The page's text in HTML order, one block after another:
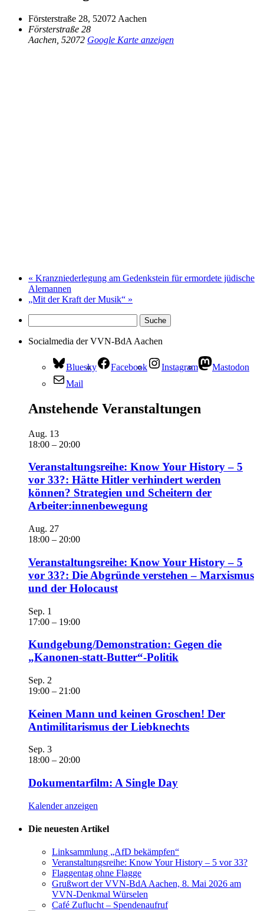
Försterstraße 28, 52072 Aachen
Försterstraße 28
Aachen 52072 Google Karte anzeigen
« Kranzniederlegung am Gedenkstein für ermordete jüdische
Alemannen
„Mit der Kraft der Musik“ »
Socialmedia der VVN-BdA Aachen
Bluesky Facebook Instagram
Mastodon
Mail
Anstehende Veranstaltungen
Aug. 13
18:00 – 20:00
Veranstaltungsreihe: Know Your History – 5
vor 33?: Hätte Hitler verhindert werden
können? Strategien und Scheitern der
Arbeiter:innenbewegung
Aug. 27
18:00 – 20:00
Veranstaltungsreihe: Know Your History – 5
vor 33?: Die Abgründe verstehen – Marxismus
und der Holocaust
Sep. 1
17:00 – 19:00
Kundgebung/Demonstration: Gegen die
„Kanonen-statt-Butter“-Politik
Sep. 2
19:00 – 21:00
Keinen Mann und keinen Groschen! Der
Antimilitarismus der Liebknechts
Sep. 3
18:00 – 20:00
Dokumentarfilm: A Single Day
Kalender anzeigen
Die neuesten Artikel
Linksammlung „AfD bekämpfen“
Veranstaltungsreihe: Know Your History – 5 vor 33?
Flaggentag ohne Flagge
Grußwort der VVN-BdA Aachen, 8. Mai 2026 am
VVN-Denkmal Würselen
Café Zuflucht – Spendenaufruf